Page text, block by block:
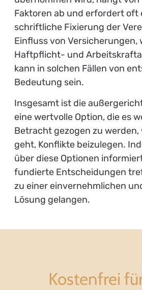
Faktoren ab und erfordert oft
schriftliche Fixierung der
Einfluss von Versicherungen,
Haftpflicht- und
kann in solchen Fällen von
Bedeutung sein.
Insgesamt ist die
eine wertvolle Option, die es
Betracht gezogen zu werden,
geht, Konflikte beizulegen.
über diese Optionen
fundierte Entscheidungen
zu einer einvernehmlichen
Lösung gelangen.
Kostenfrei